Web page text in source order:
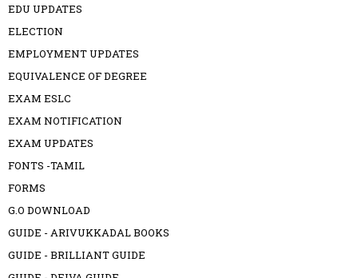
EDU UPDATES
ELECTION
EMPLOYMENT UPDATES
EQUIVALENCE OF DEGREE
EXAM ESLC
EXAM NOTIFICATION
EXAM UPDATES
FONTS -TAMIL
FORMS
G.O DOWNLOAD
GUIDE - ARIVUKKADAL BOOKS
GUIDE - BRILLIANT GUIDE